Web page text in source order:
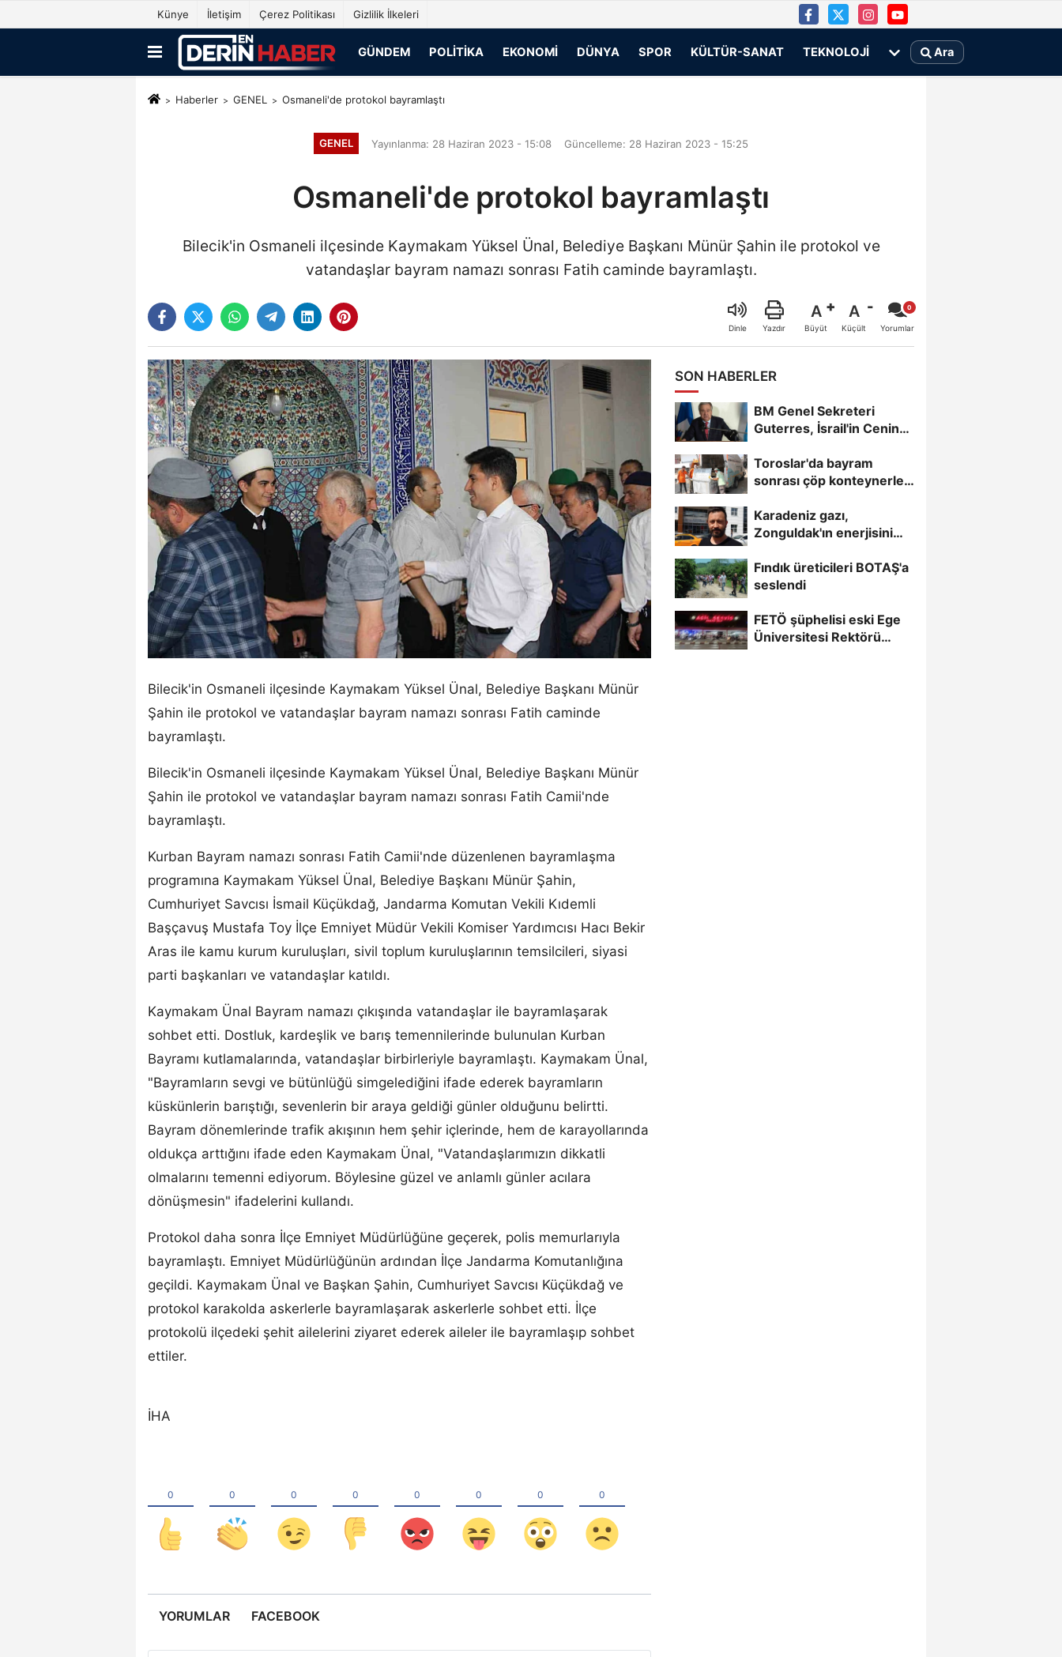
Künye İletişim Çerez Politikası Gizlilik İlkeleri
GÜNDEM POLITIKA EKONOMI DÜNYA SPOR KÜLTÜR-SANAT TEKNOLOJI Ara
Haberler GENEL Osmaneli'de protokol bayramlaştı
GENEL Yayınlanma: 28 Haziran 2023 - 15:08 Güncelleme: 28 Haziran 2023 - 15:25
Osmaneli'de protokol bayramlaştı
Bilecik'in Osmaneli ilçesinde Kaymakam Yüksel Ünal, Belediye Başkanı Münür Şahin ile protokol ve
vatandaşlar bayram namazı sonrası Fatih caminde bayramlaştı.
Dinle Yazdır
A
Büyüt
A
Küçült Yorumlar
Bilecik'in Osmaneli ilçesinde Kaymakam Yüksel Ünal, Belediye Başkanı Münür
Şahin ile protokol ve vatandaşlar bayram namazı sonrası Fatih caminde
bayramlaştı.
Bilecik'in Osmaneli ilçesinde Kaymakam Yüksel Ünal, Belediye Başkanı Münür
Şahin ile protokol ve vatandaşlar bayram namazı sonrası Fatih Camii'nde
bayramlaştı.
Kurban Bayram namazı sonrası Fatih Camii'nde düzenlenen bayramlaşma
programına Kaymakam Yüksel Ünal, Belediye Başkanı Münür Şahin,
Cumhuriyet Savcısı İsmail Küçükdağ, Jandarma Komutan Vekili Kıdemli
Başçavuş Mustafa Toy İlçe Emniyet Müdür Vekili Komiser Yardımcısı Hacı Bekir
Aras ile kamu kurum kuruluşları, sivil toplum kuruluşlarının temsilcileri, siyasi
parti başkanları ve vatandaşlar katıldı.
Kaymakam Ünal Bayram namazı çıkışında vatandaşlar ile bayramlaşarak
sohbet etti. Dostluk, kardeşlik ve barış temennilerinde bulunulan Kurban
Bayramı kutlamalarında, vatandaşlar birbirleriyle bayramlaştı. Kaymakam Ünal,
"Bayramların sevgi ve bütünlüğü simgelediğini ifade ederek bayramların
küskünlerin barıştığı, sevenlerin bir araya geldiği günler olduğunu belirtti.
Bayram dönemlerinde trafik akışının hem şehir içlerinde, hem de karayollarında
oldukça arttığını ifade eden Kaymakam Ünal, "Vatandaşlarımızın dikkatli
olmalarını temenni ediyorum. Böylesine güzel ve anlamlı günler acılara
dönüşmesin" ifadelerini kullandı.
Protokol daha sonra İlçe Emniyet Müdürlüğüne geçerek, polis memurlarıyla
bayramlaştı. Emniyet Müdürlüğünün ardından İlçe Jandarma Komutanlığına
geçildi. Kaymakam Ünal ve Başkan Şahin, Cumhuriyet Savcısı Küçükdağ ve
protokol karakolda askerlerle bayramlaşarak askerlerle sohbet etti. İlçe
protokolü ilçedeki şehit ailelerini ziyaret ederek aileler ile bayramlaşıp sohbet
ettiler.
İHA
YORUMLAR FACEBOOK
SON HABERLER
BM Genel Sekreteri
Guterres, İsrail'in Cenin
Toroslar'da bayram
sonrası çöp konteynerleri
Karadeniz gazı,
Zonguldak'ın enerjisini
Fındık üreticileri BOTAŞ'a
seslendi
FETÖ şüphelisi eski Ege
Üniversitesi Rektörü